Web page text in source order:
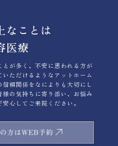
なことは
医療
が多く、不安に思われる方が
ただけるようなアットホーム
頼関係をなによりも大切にし
の気持ちに寄り添い、お悩み
心してご来院ください。